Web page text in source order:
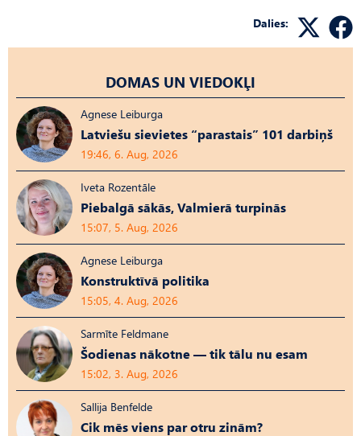
Dalies:
DOMAS UN VIEDOKĻI
Agnese Leiburga
Latviešu sievietes “parastais” 101 darbiņš
19:46, 6. Aug, 2026
Iveta Rozentāle
Piebalgā sākās, Valmierā turpinās
15:07, 5. Aug, 2026
Agnese Leiburga
Konstruktīvā politika
15:05, 4. Aug, 2026
Sarmīte Feldmane
Šodienas nākotne — tik tālu nu esam
15:02, 3. Aug, 2026
Sallija Benfelde
Cik mēs viens par otru zinām?